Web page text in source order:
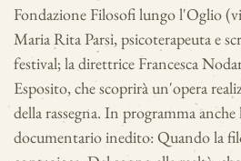
Fondazione Filosofi lungo l'Oglio
Maria Rita Parsi, psicoterapeuta e
festival; la direttrice Francesca
Esposito, che scoprirà un'opera
della rassegna. In programma
documentario inedito: Quando la